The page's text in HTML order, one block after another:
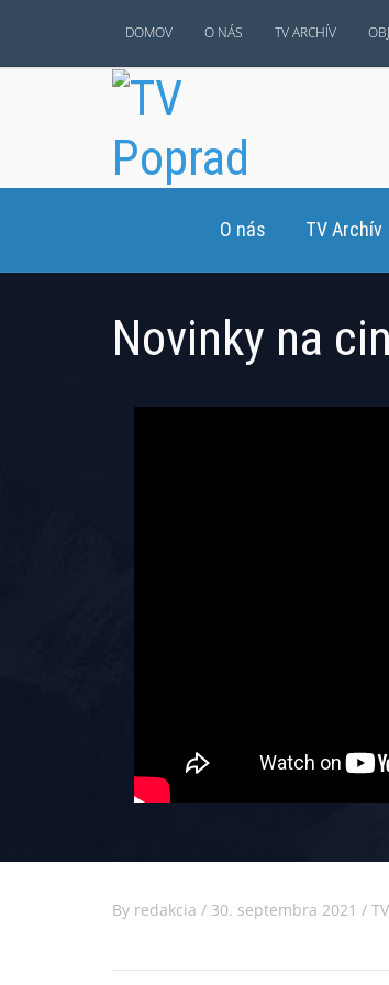
DOMOV O NÁS TV ARCHÍV
O nás TV Archív
Novinky na
By redakcia / 30. septembra 2021 /